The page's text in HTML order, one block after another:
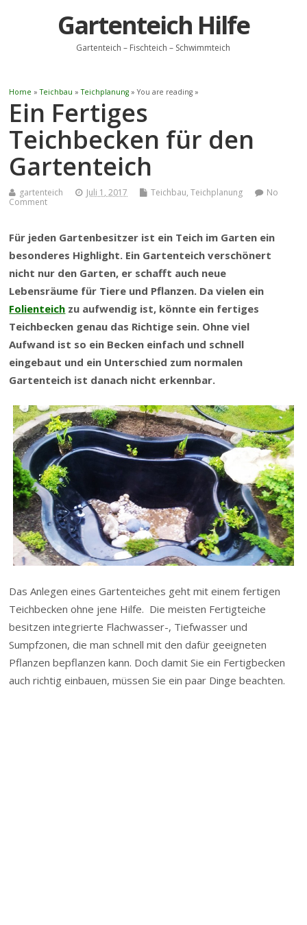
Gartenteich Hilfe
Gartenteich – Fischteich – Schwimmteich
Home »Teichbau »Teichplanung » You are reading »
Ein Fertiges
Teichbecken für den
Gartenteich
gartenteich Juli 1, 2017 Teichbau,Teichplanung
No
Comment
Für jeden Gartenbesitzer ist ein Teich im Garten ein
besonderes Highlight. Ein Gartenteich verschönert
nicht nur den Garten, er schafft auch neue
Lebensräume für Tiere und Pflanzen. Da vielen ein
Folienteich zu aufwendig ist, könnte ein fertiges
Teichbecken genau das Richtige sein. Ohne viel
Aufwand ist so ein Becken einfach und schnell
eingebaut und ein Unterschied zum normalen
Gartenteich ist danach nicht erkennbar.
Das Anlegen eines Gartenteiches geht mit einem fertigen
Teichbecken ohne jene Hilfe. Die meisten Fertigteiche
besitzen integrierte Flachwasser-, Tiefwasser und
Sumpfzonen, die man schnell mit den dafür geeigneten
Pflanzen bepflanzen kann. Doch damit Sie ein Fertigbecken
auch richtig einbauen, müssen Sie ein paar Dinge beachten.